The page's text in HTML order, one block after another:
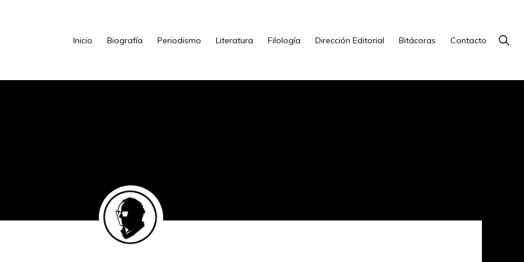
Inicio Biografía Periodismo Literatura Filología Dirección Editorial Bitácoras Contacto Show